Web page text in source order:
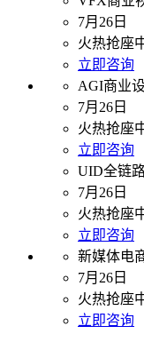
7月26日
火热抢座
立即咨询
AGI商业
7月26日
火热抢座
立即咨询
UID全链
7月26日
火热抢座
立即咨询
新媒体电
7月26日
火热抢座
立即咨询